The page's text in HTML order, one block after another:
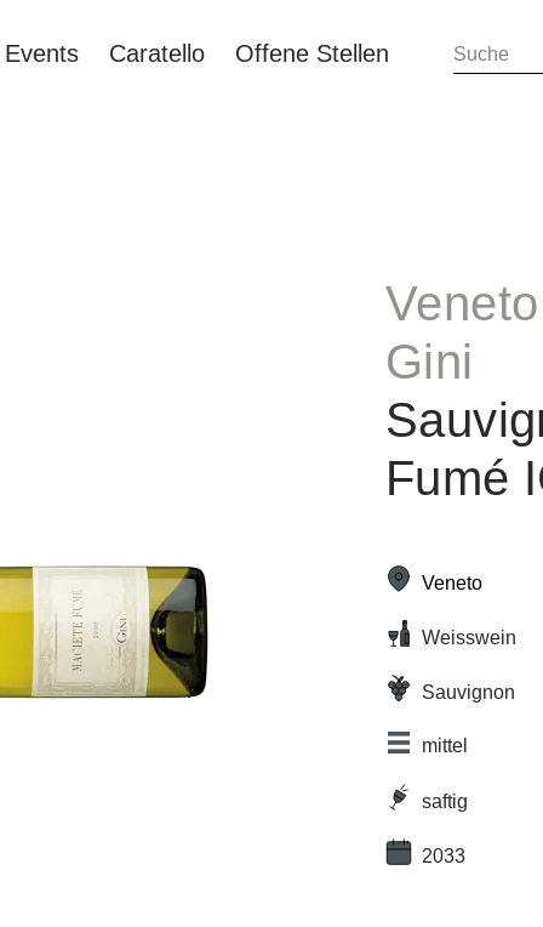
Events Caratello Offene Stellen
Veneto
Gini
Fumé
Veneto
Weisswein
Sauvignon
mittel
saftig
2033